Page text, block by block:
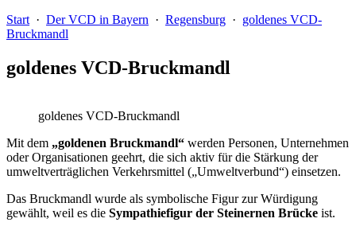
Start · Der VCD in Bayern · Regensburg · goldenes VCD-
Bruckmandl
goldenes VCD-Bruckmandl
goldenes VCD-Bruckmandl
Mit dem „goldenen Bruckmandl“ werden Personen, Unter­nehmen
oder Orga­ni­sationen geehrt, die sich aktiv für die Stärkung der
umwelt­verträglichen Verkehrs­mittel („Umwelt­verbund“) einsetzen.
Das Bruckmandl wurde als symbolische Figur zur Wür­di­gung
gewählt, weil es die Sympathiefigur der Steinernen Brücke ist.